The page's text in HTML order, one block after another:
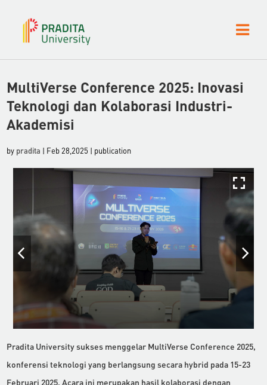
MultiVerse Conference 2025: Inovasi
Teknologi dan Kolaborasi Industri-
Akademisi
by pradita | Feb 28,2025 | publication
Pradita University sukses menggelar MultiVerse Conference 2025,
konferensi teknologi yang berlangsung secara hybrid pada 15-23
Februari 2025. Acara ini merupakan hasil kolaborasi dengan